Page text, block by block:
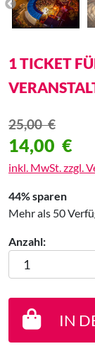
1 TICKET
25,00€
14,00 €
inkl. MwSt. zzgl.
44% sparen
Mehr als 50
Anzahl:
1 Ticket für den
IN